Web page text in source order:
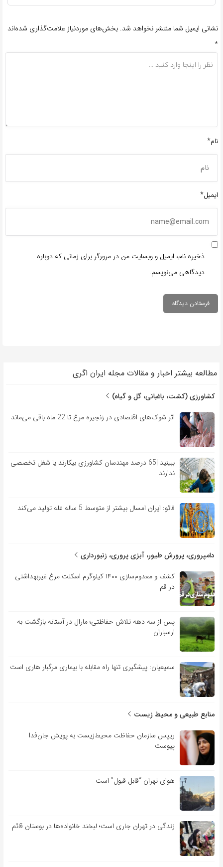
نشانی ایمیل شما منتشر نخواهد شد. بخش‌های موردنیاز علامت‌گذاری شده‌اند
*
نام*
ایمیل*
ذخیره نام، ایمیل و وبسایت من در مرورگر برای زمانی که دوباره
دیدگاهی می‌نویسم.
مطالعه بیشتر اخبار و مقالات مجله ایران اگری
کشاورزی (کشت، باغبانی، گل و گیاه)
اثر شوک‌های اقتصادی در زنجیره مرغ تا 22 ماه باقی می‌ماند
ببینید |65 درصد مهندسان کشاورزی بیکارند یا شغل تخصصی
ندارند
فائو: ایران امسال بیشتر از متوسط 5 ساله غله تولید می‌کند
دامپروری، پرورش طیور، آبزی پروری، زنبورداری
کشف و معدوم‌سازی ۱۴۰۰ کیلوگرم اسکلت مرغ غیربهداشتی
در قم
پس از سه دهه تلاش حفاظتی؛ مارال در آستانه بازگشت به
ارسباران
سمیعیان: پیشگیری تنها راه مقابله با بیماری مرگبار هاری است
منابع طبیعی و محیط زیست
رییس سازمان حفاظت محیط‌زیست به پویش جان‌فدا
پیوست
هوای تهران “قابل قبول” است
زندگی در تهران جاری است؛ لبخند خانواده‌ها در بوستان قائم